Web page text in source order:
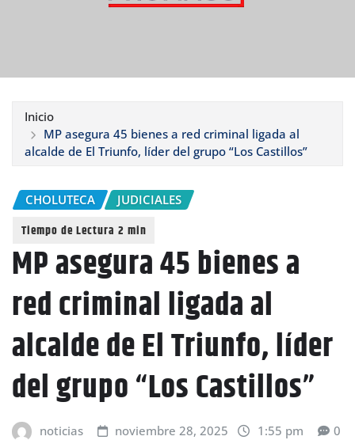
Inicio
MP asegura 45 bienes a red criminal ligada al
alcalde de El Triunfo, líder del grupo “Los Castillos”
CHOLUTECA JUDICIALES
MP asegura 45 bienes a
red criminal ligada al
alcalde de El Triunfo, líder
del grupo “Los Castillos”
noticias noviembre 28, 2025 1:55 pm 0